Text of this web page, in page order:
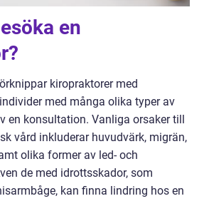
en
kiropraktorer med
med många olika typer av
en konsultation. Vanliga orsaker till
vård inkluderar huvudvärk, migrän,
olika former av led- och
de med idrottsskador, som
kan finna lindring hos en